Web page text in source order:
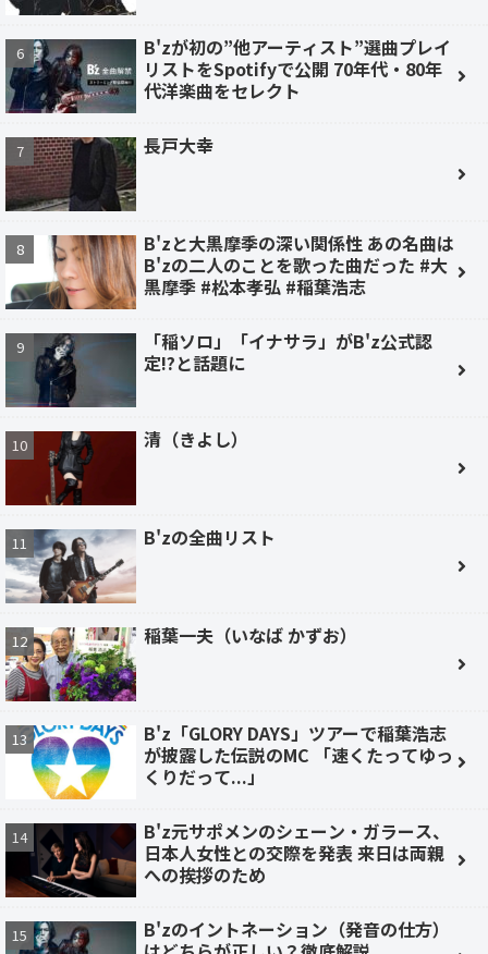
B'zが初の”他アーティスト”選曲プレイ
リストをSpotifyで公開 70年代・80年
代洋楽曲をセレクト
長戸大幸
B'zと大黒摩季の深い関係性 あの名曲は
B'zの二人のことを歌った曲だった #大
黒摩季 #松本孝弘 #稲葉浩志
「稲ソロ」「イナサラ」がB'z公式認
定!?と話題に
清（きよし）
B'zの全曲リスト
稲葉一夫（いなば かずお）
B'z「GLORY DAYS」ツアーで稲葉浩志
が披露した伝説のMC 「速くたってゆっ
くりだって...」
B'z元サポメンのシェーン・ガラース、
日本人女性との交際を発表 来日は両親
への挨拶のため
B'zのイントネーション（発音の仕方）